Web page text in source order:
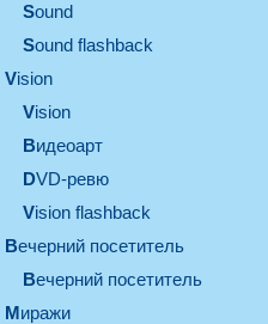
sound
Sound flashback
vision
vision
видеоарт
DVD-ревю
Vision flashback
вечерний посетитель
вечерний посетитель
миражи